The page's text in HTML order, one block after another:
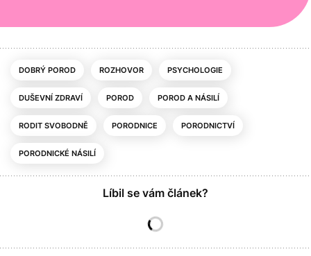
DOBRÝ POROD ROZHOVOR PSYCHOLOGIE
DUŠEVNÍ ZDRAVÍ POROD POROD A NÁSILÍ
RODIT SVOBODNĚ PORODNICE PORODNICTVÍ
PORODNICKÉ NÁSILÍ
Líbil se vám článek?